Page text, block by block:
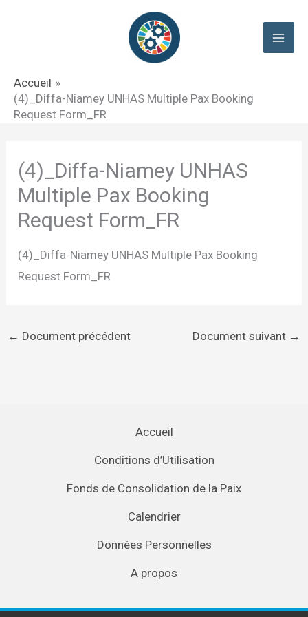
Accueil
(4)_Diffa-Niamey UNHAS Multiple Pax Booking
Request Form_FR
(4)_Diffa-Niamey UNHAS
Multiple Pax Booking
Request Form_FR
(4)_Diffa-Niamey UNHAS Multiple Pax Booking
Request Form_FR
← Document précédent Document suivant →
Accueil
Conditions d’Utilisation
Fonds de Consolidation de la Paix
Calendrier
Données Personnelles
A propos